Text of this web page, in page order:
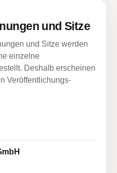
und Sitze
und Sitze werden
einzelne
Deshalb erscheinen
Veröffentlichungs-